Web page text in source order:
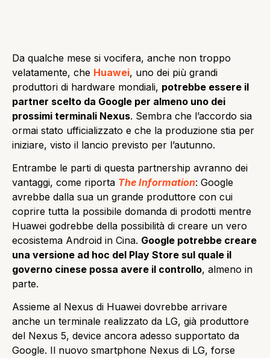
Da qualche mese si vocifera, anche non troppo
velatamente, che Huawei, uno dei più grandi
produttori di hardware mondiali, potrebbe essere il
partner scelto da Google per almeno uno dei
prossimi terminali Nexus. Sembra che l’accordo sia
ormai stato ufficializzato e che la produzione stia per
iniziare, visto il lancio previsto per l’autunno.
Entrambe le parti di questa partnership avranno dei
vantaggi, come riporta The Information: Google
avrebbe dalla sua un grande produttore con cui
coprire tutta la possibile domanda di prodotti mentre
Huawei godrebbe della possibilità di creare un vero
ecosistema Android in Cina. Google potrebbe creare
una versione ad hoc del Play Store sul quale il
governo cinese possa avere il controllo, almeno in
parte.
Assieme al Nexus di Huawei dovrebbe arrivare
anche un terminale realizzato da LG, già produttore
del Nexus 5, device ancora adesso supportato da
Google. Il nuovo smartphone Nexus di LG, forse